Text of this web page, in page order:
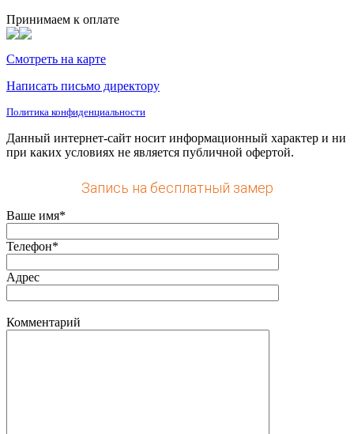
Принимаем к оплате
Смотреть на карте
Написать письмо директору
Политика конфиденциальности
Данный интернет-сайт носит информационный характер и ни
при каких условиях не является публичной офертой.
Запись на бесплатный замер
Ваше имя*
Телефон*
Адрес
Комментарий